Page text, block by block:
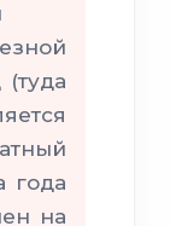
года
на